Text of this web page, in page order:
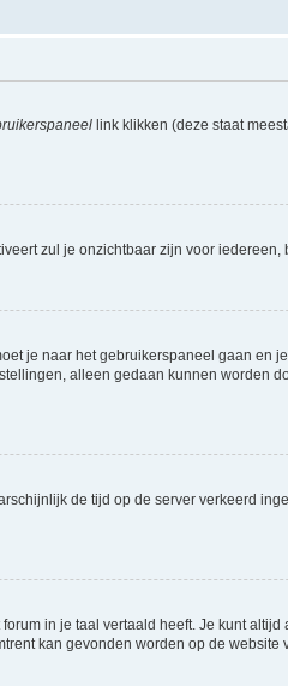
link klikken (deze staat
zul je onzichtbaar zijn voor
je naar het gebruikerspaneel gaan en
alleen gedaan kunnen worden
de tijd op de server verkeerd
in je taal vertaald heeft. Je kunt
kan gevonden worden op de